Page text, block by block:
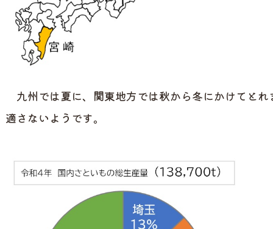
九州では夏に、関東地方では秋から冬にかけてと
適さないようです。